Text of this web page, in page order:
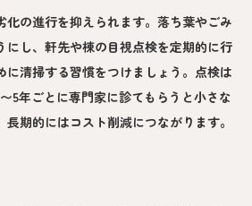
化の進行を抑えられます。落ち葉やごみ
にし、軒先や棟の目視点検を定期的に行
に清掃する習慣をつけましょう。点検は
5年ごとに専門家に診てもらうと小さな
期的にはコスト削減につながります。